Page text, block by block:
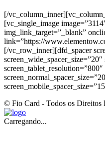
[/
[vc_single_image
img_link_target=”_blank”
link=”https://
[/vc_row_inner][dfd_spacer
© Fio Card - Todos os Direitos
Carregando...